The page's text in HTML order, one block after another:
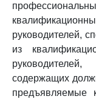
руководителей,
из
содержащих
предъявляемые